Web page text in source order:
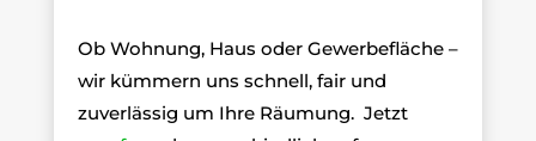
Ob Wohnung, Haus oder Gewerbefläche –
wir kümmern uns schnell, fair und
zuverlässig um Ihre Räumung. Jetzt